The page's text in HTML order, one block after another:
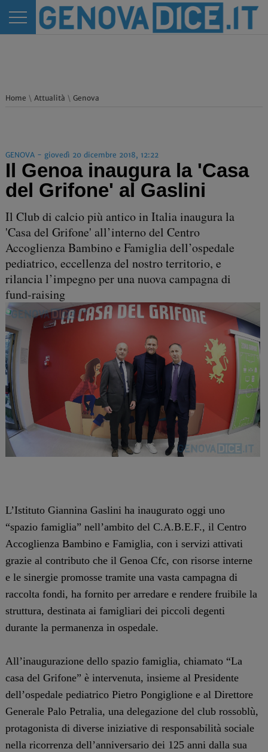
Home \ Attualità \ Genova
GENOVA - giovedì 20 dicembre 2018, 12:22
Il Genoa inaugura la 'Casa
del Grifone' al Gaslini
Il Club di calcio più antico in Italia inaugura la
'Casa del Grifone' all’interno del Centro
Accoglienza Bambino e Famiglia dell’ospedale
pediatrico, eccellenza del nostro territorio, e
rilancia l’impegno per una nuova campagna di
fund-raising
L’Istituto Giannina Gaslini ha inaugurato oggi uno
“spazio famiglia” nell’ambito del C.A.B.E.F., il Centro
Accoglienza Bambino e Famiglia, con i servizi attivati
grazie al contributo che il Genoa Cfc, con risorse interne
e le sinergie promosse tramite una vasta campagna di
raccolta fondi, ha fornito per arredare e rendere fruibile la
struttura, destinata ai famigliari dei piccoli degenti
durante la permanenza in ospedale.
All’inaugurazione dello spazio famiglia, chiamato “La
casa del Grifone” è intervenuta, insieme al Presidente
dell’ospedale pediatrico Pietro Pongiglione e al Direttore
Generale Palo Petralia, una delegazione del club rossoblù,
protagonista di diverse iniziative di responsabilità sociale
nella ricorrenza dell’anniversario dei 125 anni dalla sua